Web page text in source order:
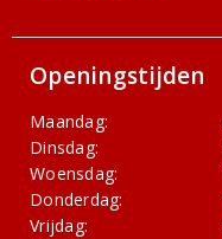
Openingstijden
Maandag:
Dinsdag:
Woensdag:
Donderdag:
Vrijdag: